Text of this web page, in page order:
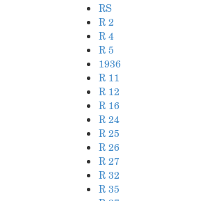
RS
R 2
R 4
R 5
1936
R 11
R 12
R 16
R 24
R 25
R 26
R 27
R 32
R 35